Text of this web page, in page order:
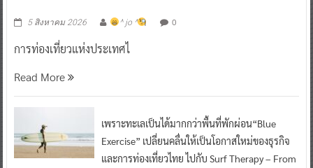
5 สิงหาคม 2026 ^ jo ^ 0
การท่องเที่ยวแห่งประเทศไ
Read More
เพราะทะเลเป็นได้มากกว่าพื้นที่พักผ่อน“Blue
Exercise” เปลี่ยนคลื่นให้เป็นโอกาสใหม่ของธุรกิจ
และการท่องเที่ยวไทย ไปกับ Surf Therapy – From